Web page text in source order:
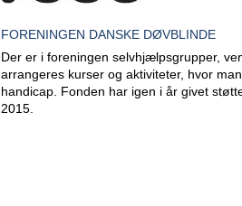
FORENINGEN DANSKE DØVBLINDE
Der er i foreningen selvhjælpsgrupper,
arrangeres kurser og aktiviteter, hvor
handicap. Fonden har igen i år givet
2015.